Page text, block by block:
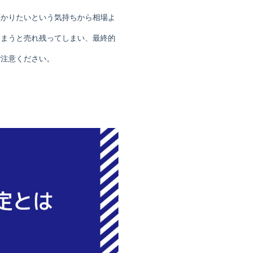
りたいという気持ちから相場よ
うと売れ残ってしまい、最終的
意ください。